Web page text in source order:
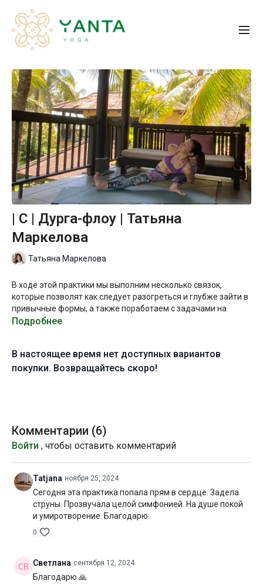
| C | Дурга-флоу | Татьяна
Маркелова
Татьяна Маркелова
В ходе этой практики мы выполним несколько связок,
которые позволят как следует разогреться и глубже зайти в
привычные формы, а также поработаем с задачами на
баланс и координацию. Сама последовательность асан
Дурга — одна из самых почитаемых богинь в индуизме. По
преданию она живёт в горах в окружении восьми йогинь.
посвященные Дурге, трансформируют отрицательные силы
в мощную энергию, которая может быть направлена во
благо.
Мне захотелось назвать эту практику в честь Дурги. Именно
в таком состоянии я создавала эту последовательность — с
намерением разрушить препятствия и сопутствующие
страдания, возникающие на моём пути. Надеюсь, что эта
практика придаст вам сил и уверенности, а мантры,
посвященные Дурге, зарядят энергией на новые свершения.
Уровень подготовки:
Подробнее
В настоящее время нет доступных вариантов
покупки. Возвращайтесь скоро!
Комментарии (6)
Войти , чтобы оставить комментарий
Tatjana ноября 25, 2024
Сегодня эта практика попала прям в сердце. Задела
струны. Прозвучала целой симфонией. На душе покой
и умиротворение. Благодарю.
0
Светлана сентября 12, 2024
Благодарю 🙏